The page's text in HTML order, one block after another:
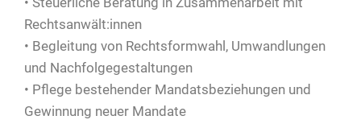
Rechtsanwält:innen
• Begleitung von Rechtsformwahl, Umwandlungen
und Nachfolgegestaltungen
• Pflege bestehender Mandatsbeziehungen und
Gewinnung neuer Mandate